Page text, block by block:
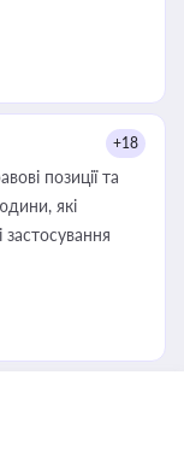
+18
позиції та
які